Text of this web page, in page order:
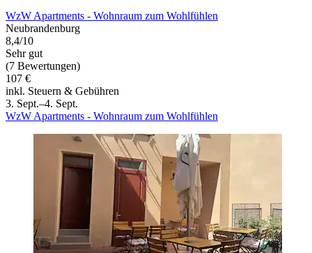
WzW Apartments - Wohnraum zum Wohlfühlen
Neubrandenburg
8,4/10
Sehr gut
(7 Bewertungen)
107 €
inkl. Steuern & Gebühren
3. Sept.–4. Sept.
WzW Apartments - Wohnraum zum Wohlfühlen